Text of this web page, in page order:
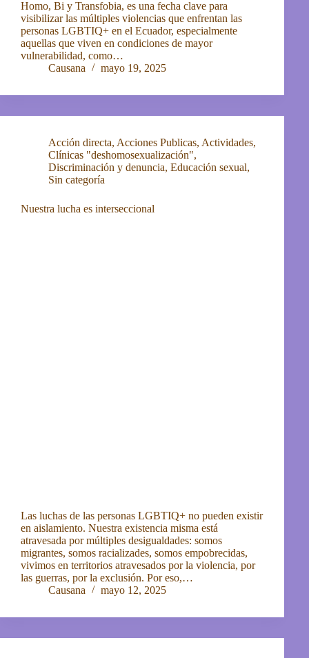
Homo, Bi y Transfobia, es una fecha clave para
visibilizar las múltiples violencias que enfrentan las
personas LGBTIQ+ en el Ecuador, especialmente
aquellas que viven en condiciones de mayor
vulnerabilidad, como…
Causana
mayo 19, 2025
Acción directa, Acciones Publicas, Actividades,
Clínicas "deshomosexualización",
Discriminación y denuncia, Educación sexual,
Sin categoría
Nuestra lucha es interseccional
Las luchas de las personas LGBTIQ+ no pueden existir
en aislamiento. Nuestra existencia misma está
atravesada por múltiples desigualdades: somos
migrantes, somos racializades, somos empobrecidas,
vivimos en territorios atravesados por la violencia, por
las guerras, por la exclusión. Por eso,…
Causana
mayo 12, 2025